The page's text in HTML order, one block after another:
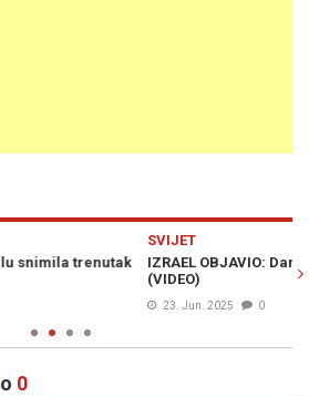
smo u Iranu pogodili ovih 6 ciljeva
0